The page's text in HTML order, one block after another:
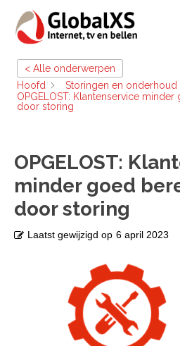
< Alle onderwerpen
Hoofd
Storingen en onderhoud
OPGELOST: Klantenservice
door storing
OPGELOST:
minder goed
door storing
Laatst gewijzigd op 6 april 2023